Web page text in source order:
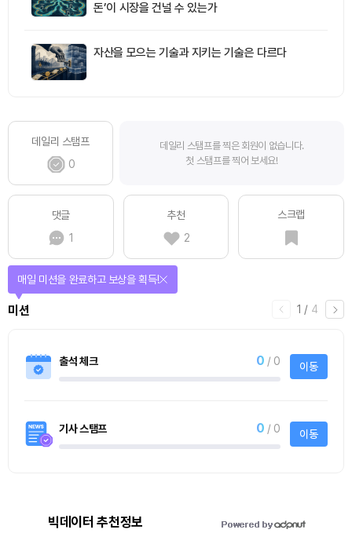
돈’이 시장을 건널 수 있는가
자산을 모으는 기술과 지키는 기술은 다르다
데일리 스탬프
0
데일리 스탬프를 찍은 회원이 없습니다.
첫 스탬프를 찍어 보세요!
댓글
1
추천
2
스크랩
2 /
티켓스토어
티켓으로 다양한 상품에 응모하자!
4명
빅데이터 추천정보